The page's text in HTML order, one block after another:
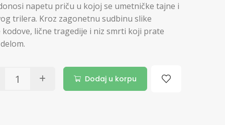
napetu priču u kojoj se umetničke tajne i
trilera. Kroz zagonetnu sudbinu slike
lične tragedije i niz smrti koji prate
Dodaj u korpu